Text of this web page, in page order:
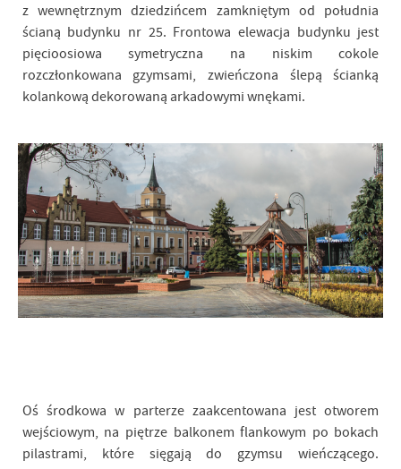
z wewnętrznym dziedzińcem zamkniętym od południa
ścianą budynku nr 25. Frontowa elewacja budynku jest
pięcioosiowa symetryczna na niskim cokole
rozczłonkowana gzymsami, zwieńczona ślepą ścianką
kolankową dekorowaną arkadowymi wnękami.
Oś środkowa w parterze zaakcentowana jest otworem
wejściowym, na piętrze balkonem flankowym po bokach
pilastrami, które sięgają do gzymsu wieńczącego.